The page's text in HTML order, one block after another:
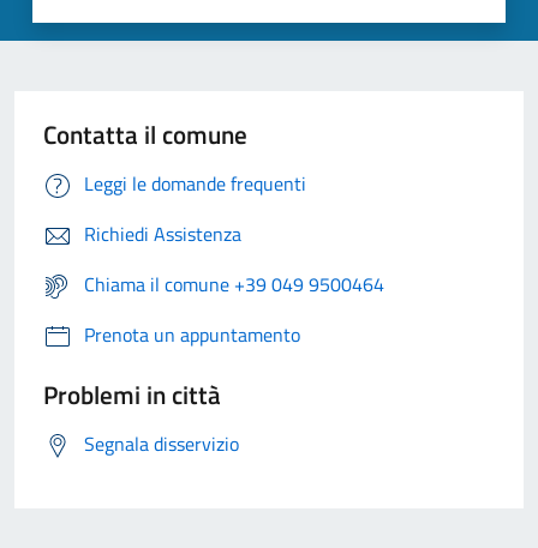
Contatta il comune
Leggi le domande frequenti
Richiedi Assistenza
Chiama il comune +39 049 9500464
Prenota un appuntamento
Problemi in città
Segnala disservizio